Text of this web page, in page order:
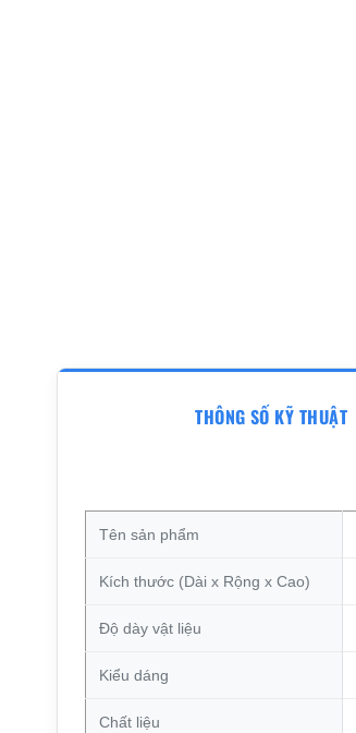
THÔNG SỐ KỸ THUẬT
Tên sản phẩm
Kích thước (Dài x Rộng x Cao)
Độ dày vật liệu
Kiểu dáng
Chất liệu